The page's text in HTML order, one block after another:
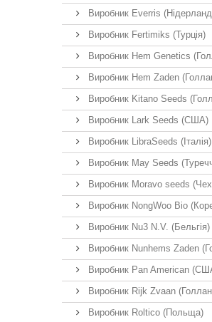
Виробник Everris
Виробник Fertimiks (Турція)
Виробник Hem Genetics
Виробник Hem Zaden
Виробник Kitano Seeds
Виробник Lark Seeds (США)
Виробник LibraSeeds (Італія)
Виробник May Seeds
Виробник Moravo seeds
Виробник NongWoo Bio
Виробник Nu3 N.V. (Бельгія)
Виробник Nunhems Zaden
Виробник Pan American
Виробник Rijk Zvaan
Виробник Roltico (Польща)